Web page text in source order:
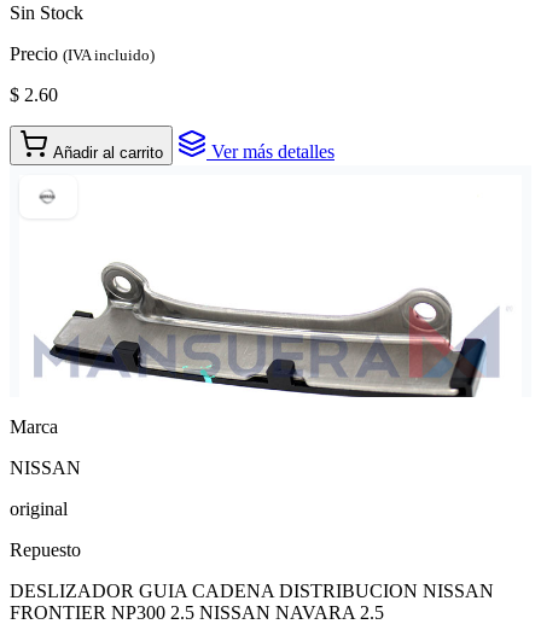
Sin Stock
Precio (IVA incluido)
$ 2.60
Añadir al carrito Ver más detalles
Marca
NISSAN
original
Repuesto
DESLIZADOR GUIA CADENA DISTRIBUCION NISSAN
FRONTIER NP300 2.5 NISSAN NAVARA 2.5